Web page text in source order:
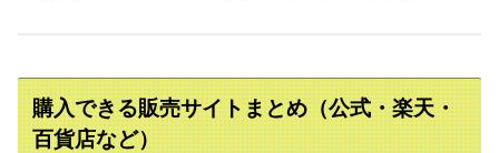
購入できる販売サイトまとめ（公式・楽天・
百貨店など）